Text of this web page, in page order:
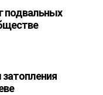
подвальных